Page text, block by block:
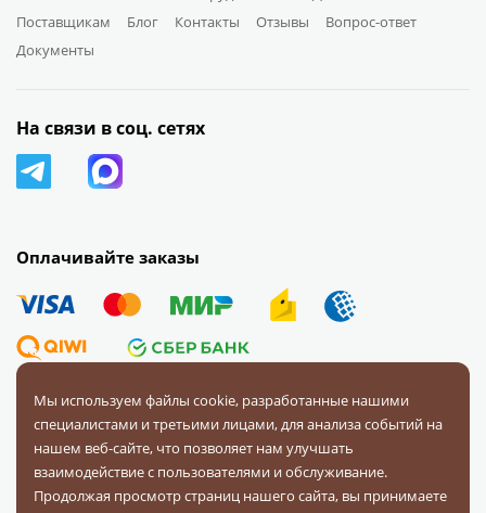
Поставщикам
Блог Контакты Отзывы
Вопрос-ответ
Документы
Оплачивайте заказы
На связи в соц. сетях
© 2008 — 2026 Первая Фурнитурная Компания.Все права
защищены.
Политика конфиденциальности
Мы используем файлы cookie, разработанные нашими
специалистами и третьими лицами, для анализа событий на
нашем веб-сайте, что позволяет нам улучшать
взаимодействие с пользователями и обслуживание.
Продолжая просмотр страниц нашего сайта, вы принимаете